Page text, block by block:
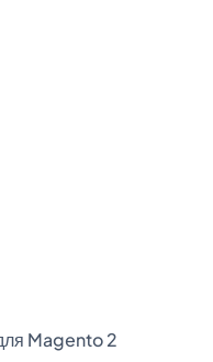
Magento 2